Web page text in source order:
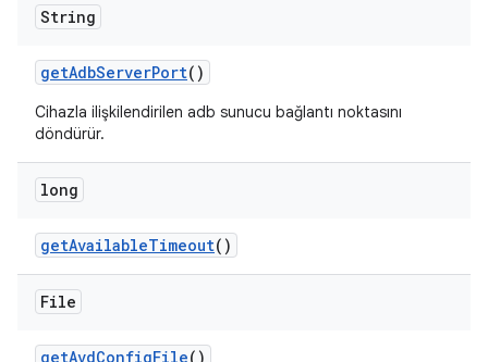
String
getAdbServerPort()
Cihazla ilişkilendirilen adb sunucu bağlantı noktasını
döndürür.
long
getAvailableTimeout()
File
getAvdConfigFile()